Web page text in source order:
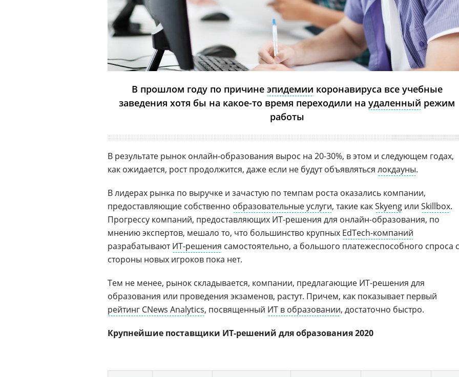
В прошлом году по причине эпидемии коронавируса все учебные
заведения хотя бы на какое-то время переходили на удаленный режим
работы
В результате рынок онлайн-образования вырос на 20-30%, в этом и следующем годах,
как ожидается, рост продолжится, даже если не будут объявляться локдауны.
В лидерах рынка по выручке и зачастую по темпам роста оказались компании,
предоставляющие собственно образовательные услуги, такие какSkyeng или Skillbox.
Прогрессу компаний, предоставляющих ИТ-решения для онлайн-образования, по
мнению экспертов, мешало то, что большинство крупных EdTech-компаний
разрабатываютИТ-решения самостоятельно, а большого платежеспособного спроса
стороны новых игроков пока нет.
Тем не менее, рынок складывается, компании, предлагающие ИТ-решения для
образования или проведения экзаменов, растут. Причем, как показывает первый
рейтинг CNews Analytics, посвященный ИТ в образовании, достаточно быстро.
Крупнейшие поставщики ИТ-решений для образования 2020